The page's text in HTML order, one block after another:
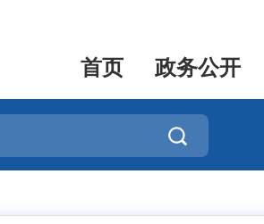
首页 政务公开
